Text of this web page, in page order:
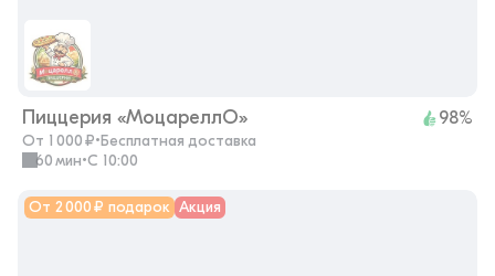
Пиццерия «МоцареллО» 98%
От 1 000 ₽•Бесплатная доставка
60 мин• с 10:00
От 2 000 ₽ подарок Акция